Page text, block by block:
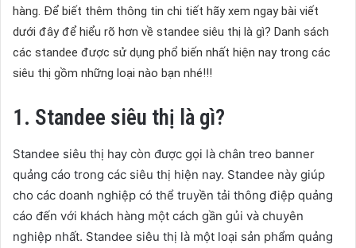
hàng. Để biết thêm thông tin chi tiết hãy xem ngay bài viết
dưới đây để hiểu rõ hơn về standee siêu thị là gì? Danh sách
các standee được sử dụng phổ biến nhất hiện nay trong các
siêu thị gồm những loại nào bạn nhé!!!
1. Standee siêu thị là gì?
Standee siêu thị hay còn được gọi là chân treo banner
quảng cáo trong các siêu thị hiện nay. Standee này giúp
cho các doanh nghiệp có thể truyền tải thông điệp quảng
cáo đến với khách hàng một cách gần gủi và chuyên
nghiệp nhất. Standee siêu thị là một loại sản phẩm quảng